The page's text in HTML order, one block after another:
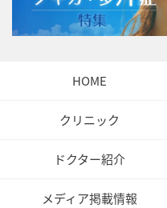
HOME
クリニック
ドクター紹介
メディア掲載情報